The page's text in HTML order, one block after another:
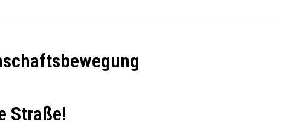
Straße!